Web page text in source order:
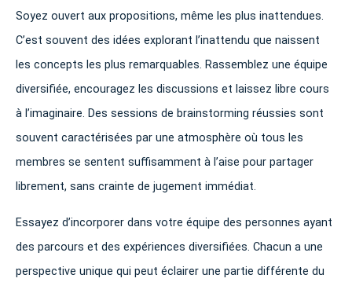
Soyez ouvert aux propositions, même les plus inattendues.
C’est souvent des idées explorant l’inattendu que naissent
les concepts les plus remarquables. Rassemblez une équipe
diversifiée, encouragez les discussions et laissez libre cours
à l’imaginaire. Des sessions de brainstorming réussies sont
souvent caractérisées par une atmosphère où tous les
membres se sentent suffisamment à l’aise pour partager
librement, sans crainte de jugement immédiat.
Essayez d’incorporer dans votre équipe des personnes ayant
des parcours et des expériences diversifiées. Chacun a une
perspective unique qui peut éclairer une partie différente du